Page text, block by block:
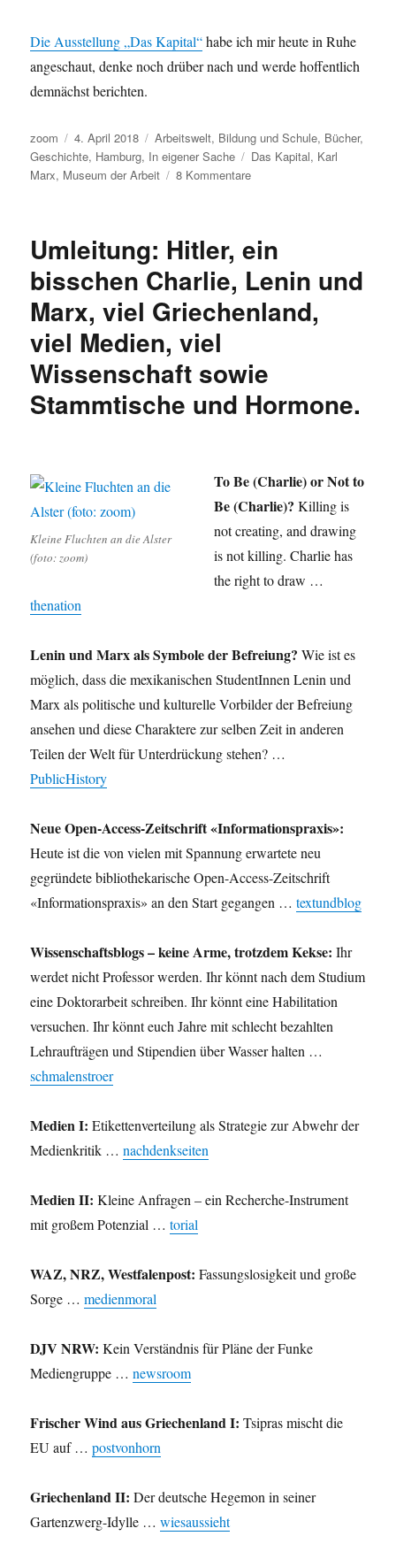
Die Ausstellung „Das Kapital“habe ich mir heute in Ruhe
angeschaut, denke noch drüber nach und werde hoffentlich
demnächst berichten.
Autor
zoom
Veröffentlicht
am
4. April 2018 Kategorien
Arbeitswelt, Bildung und Schule, Bücher,
Geschichte, Hamburg, In eigener Sache Schlagwörter
Das Kapital, Karl
Marx, Museum der Arbeit 8 Kommentarezu
Umleitung: Hitler, ein
bisschen Charlie, Lenin und
Marx, viel Griechenland,
viel Medien, viel
Wissenschaft sowie
Stammtische und Hormone.
Kleine Fluchten an die Alster
(foto: zoom)
To Be (Charlie) or Not to
Be (Charlie)? Killing is
not creating, and drawing
is not killing. Charlie has
the right to draw …
thenation
Lenin und Marx als Symbole der Befreiung? Wie ist es
möglich, dass die mexikanischen StudentInnen Lenin und
Marx als politische und kulturelle Vorbilder der Befreiung
ansehen und diese Charaktere zur selben Zeit in anderen
Teilen der Welt für Unterdrückung stehen? …
PublicHistory
Neue Open-Access-Zeitschrift «Informationspraxis»:
Heute ist die von vielen mit Spannung erwartete neu
gegründete bibliothekarische Open-Access-Zeitschrift
«Informationspraxis» an den Start gegangen …textundblog
Wissenschaftsblogs – keine Arme, trotzdem Kekse: Ihr
werdet nicht Professor werden. Ihr könnt nach dem Studium
eine Doktorarbeit schreiben. Ihr könnt eine Habilitation
versuchen. Ihr könnt euch Jahre mit schlecht bezahlten
Lehraufträgen und Stipendien über Wasser halten …
schmalenstroer
Medien I: Etikettenverteilung als Strategie zur Abwehr der
Medienkritik …nachdenkseiten
Medien II: Kleine Anfragen – ein Recherche-Instrument
mit großem Potenzial …torial
WAZ, NRZ, Westfalenpost: Fassungslosigkeit und große
Sorge …medienmoral
DJV NRW: Kein Verständnis für Pläne der Funke
Mediengruppe …newsroom
Frischer Wind aus Griechenland I: Tsipras mischt die
EU auf …postvonhorn
Griechenland II: Der deutsche Hegemon in seiner
Gartenzwerg-Idylle …wiesaussieht